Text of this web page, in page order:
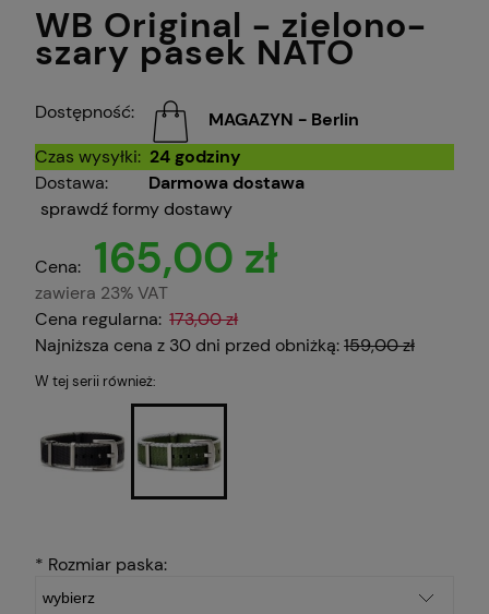
WB Original - zielono-
szary pasek NATO
Dostępność:
MAGAZYN - Berlin
Czas wysyłki: 24 godziny
Dostawa:
Darmowa dostawa
sprawdź formy dostawy
Cena: 165,00 zł
zawiera 23% VAT
Cena regularna: 173,00 zł
Najniższa cena z 30 dni przed obniżką:159,00 zł
W tej serii również:
* Rozmiar paska: